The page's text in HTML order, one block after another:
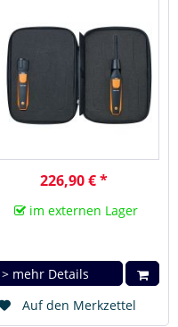
226,90 € *
im externen Lager
> mehr Details
Auf den Merkzettel